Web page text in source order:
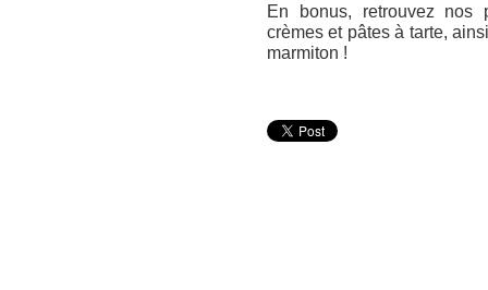
En bonus, retrouvez nos
crèmes et pâtes à tarte,
marmiton !